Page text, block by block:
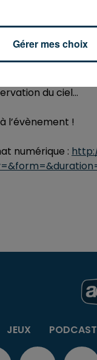
tout le
y en aura pour
ateliers,
du ciel…
l’évènement !
numérique :
JEUX
Gérer mes choix